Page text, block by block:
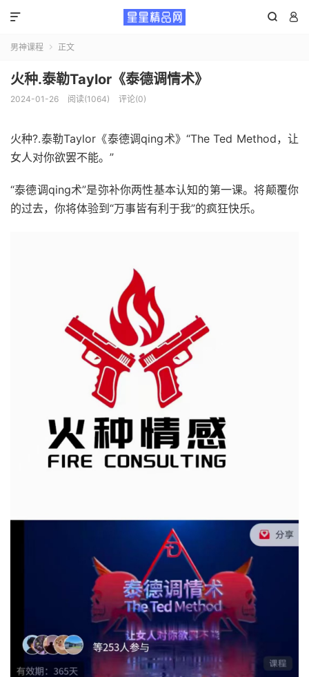
 

男神课程  正文
火种.泰勒Taylor《泰德调情术》
2024-01-26 阅读(1064) 评论(0)
火种?.泰勒Taylor《泰德调qing术》“The Ted Method，让
女人对你欲罢不能。”
“泰德调qing术”是弥补你两性基本认知的第一课。将颠覆你
的过去，你将体验到“万事皆有利于我”的疯狂快乐。